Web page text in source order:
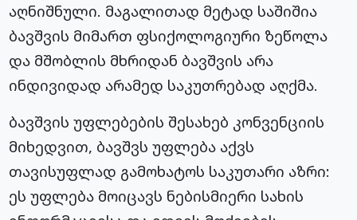
აღნიშნული. მაგალითად მეტად საშიშია
ბავშვის მიმართ ფსიქოლოგიური ზეწოლა
და მშობლის მხრიდან ბავშვის არა
ინდივიდად არამედ საკუთრებად აღქმა.
ბავშვის უფლებების შესახებ კონვენციის
მიხედვით, ბავშვს უფლება აქვს
თავისუფლად გამოხატოს საკუთარი აზრი:
ეს უფლება მოიცავს ნებისმიერი სახის